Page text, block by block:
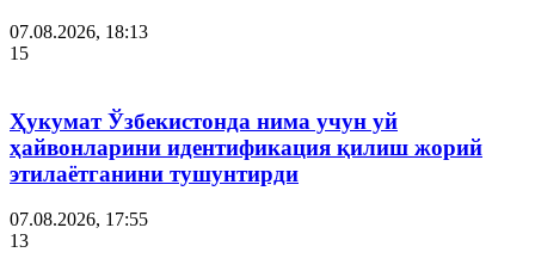
07.08.2026, 18:13
15
Ҳукумат Ўзбекистонда нима учун уй
ҳайвонларини идентификация қилиш жорий
этилаётганини тушунтирди
07.08.2026, 17:55
13